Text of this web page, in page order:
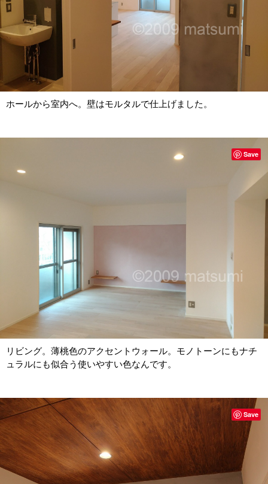
ホールから室内へ。壁はモルタルで仕上げました。
リビング。薄桃色のアクセントウォール。モノトーンにもナチ
ュラルにも似合う使いやすい色なんです。
Save
Save